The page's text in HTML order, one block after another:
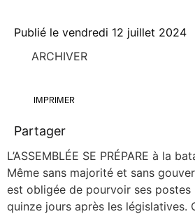
Publié le vendredi 12 juillet 2024
ARCHIVER
IMPRIMER
Partager
L’ASSEMBLÉE SE PRÉPARE à la
Même sans majo­ri­té et sans
est obli­gée de pour­voir ses postes
quinze jours après les légis­la­tives.